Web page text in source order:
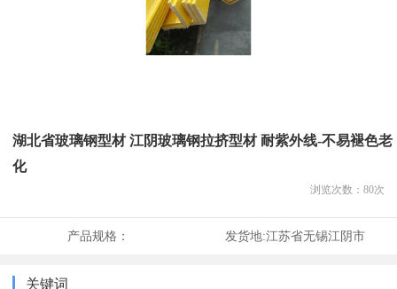
湖北省玻璃钢型材 江阴玻璃钢拉挤型材 耐紫外线-不易褪色老
化
浏览次数： 80次
产品规格： 发货地:江苏省无锡江阴市
关键词